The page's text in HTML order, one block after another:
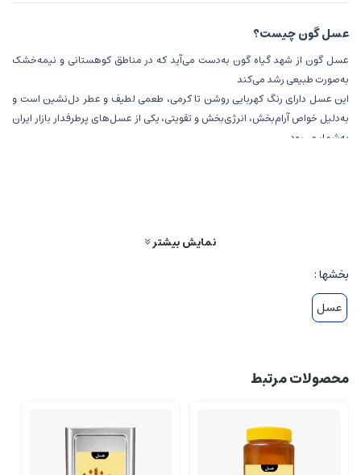
عسل گون چیست؟
عسل گون از شهد گیاه گون به‌دست می‌آید که در مناطق کوهستانی و نیمه‌خشک
به‌صورت طبیعی رشد می‌کند
این عسل دارای رنگ کهربایی روشن تا کرمی، طعمی لطیف و عطر دل‌نشین است و
به‌دلیل خواص آرام‌بخش، انرژی‌بخش و تقویتی، یکی از عسل‌های پرطرفدار بازار ایران
به‌شمار می‌رود
طعم ملایم و مطلوب
عطر طبیعی گیاه گون
غلظت بالا و کاملاً خالص
تقویت‌کننده عمومی بدن و انرژی‌زا
مفید برای دردهای مفصلی و استخوانی طبق طب سنتی
نمایش بیشتر
بخشها :
عسل
محصولات مرتبط